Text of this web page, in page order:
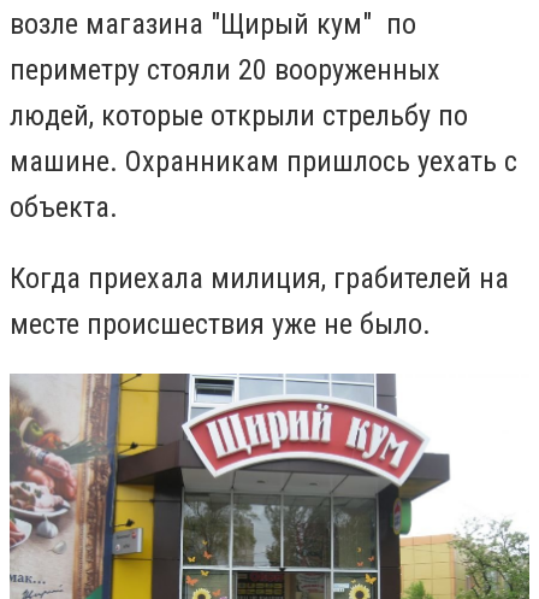
возле магазина "Щирый кум" по
периметру стояли 20 вооруженных
людей, которые открыли стрельбу по
машине. Охранникам пришлось уехать с
объекта.
Когда приехала милиция, грабителей на
месте происшествия уже не было.